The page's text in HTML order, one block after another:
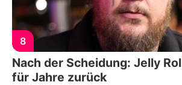
8
Nach der Scheidung: Jelly
für Jahre zurück